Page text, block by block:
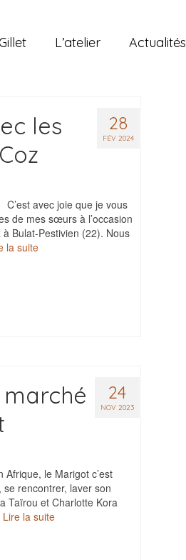
L’atelier Actualités
28
FÉV 2024
les
avec joie que je vous
de mes sœurs à l’occasion
Bulat-Pestivien (22). Nous
la suite
24
NOV 2023
le Marigot c’est
se rencontrer, laver son
Taïrou et Charlotte Kora
Lire la suite